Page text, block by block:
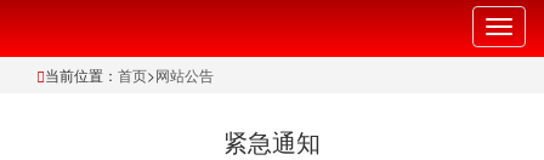
切
换
当前位置： 首页>网站公告
紧急通知